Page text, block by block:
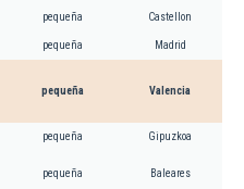
pequeña Castellon
pequeña Madrid
pequeña Valencia
pequeña Gipuzkoa
pequeña Baleares